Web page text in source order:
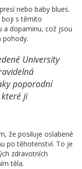
nebo baby blues.
boji s těmito
a dopaminu, což jsou
pohody.
University
poporodní
které ji
že posiluje oslabené
po těhotenství. To je
zdravotních
těla.